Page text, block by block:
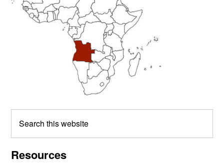
this
Resources